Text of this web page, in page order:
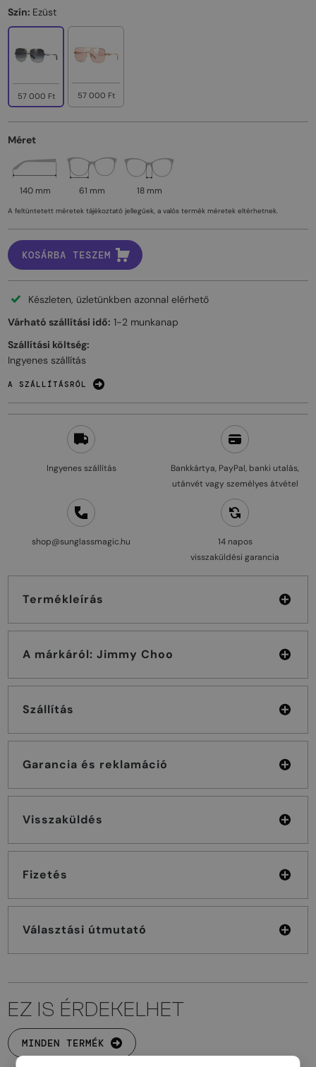
Ingyenes szállítás
Bankkártya, PayPal, banki utalás,
utánvét vagy személyes átvétel
shop@sunglassmagic.hu
14 napos
visszaküldési garancia
Termékleírás
A márkáról: Jimmy Choo
Szállítás
Garancia és reklamáció
Visszaküldés
Fizetés
Választási útmutató
Szín: Ezüst
57 000 Ft 57 000 Ft
Méret
140 mm 61 mm 18 mm
A feltüntetett méretek tájékoztató jellegűek, a valós termék méretek eltérhetnek.
KOSÁRBA TESZEM
Készleten, üzletünkben azonnal elérhető
Várható szállítási idő: 1-2 munkanap
Szállítási költség:
Ingyenes szállítás
A SZÁLLÍTÁSRÓL
EZ IS ÉRDEKELHET
MINDEN TERMÉK